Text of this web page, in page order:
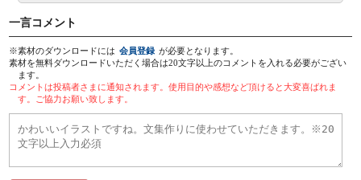
一言コメント
※素材のダウンロードには 会員登録 が必要となります。
素材を無料ダウンロードいただく場合は20文字以上のコメントを入れる必要がござい
ます。
コメントは投稿者さまに通知されます。使用目的や感想など頂けると大変喜ばれま
す。ご協力お願い致します。